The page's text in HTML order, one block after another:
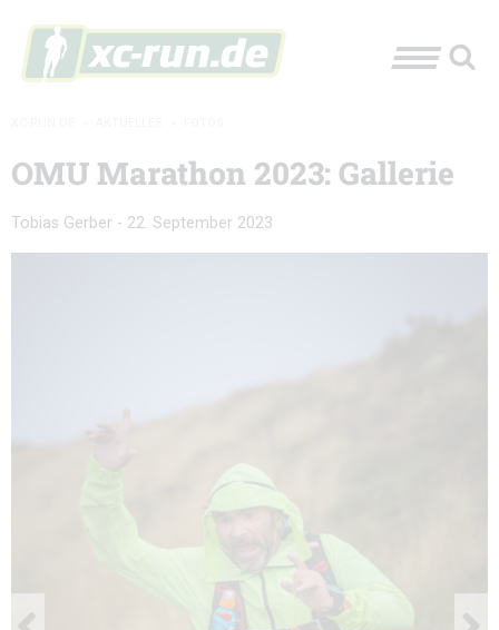
OMU Marathon 2023: Gallerie
Tobias Gerber - 22. September 2023